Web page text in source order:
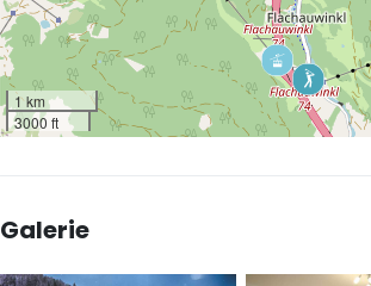
1 km
3000 ft
Galerie